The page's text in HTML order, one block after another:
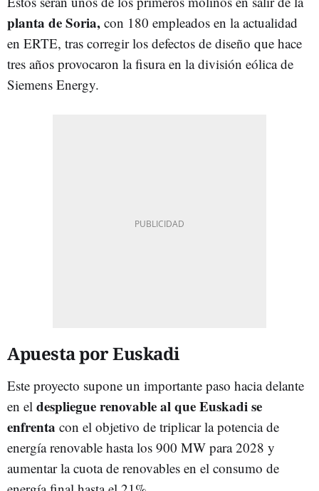
planta de Soria, con 180 empleados en la actualidad
en ERTE, tras corregir los defectos de diseño que hace
tres años provocaron la fisura en la división eólica de
Siemens Energy.
Apuesta por Euskadi
Este proyecto supone un importante paso hacia delante
en el despliegue renovable al que Euskadi se
enfrenta con el objetivo de triplicar la potencia de
energía renovable hasta los 900 MW para 2028 y
aumentar la cuota de renovables en el consumo de